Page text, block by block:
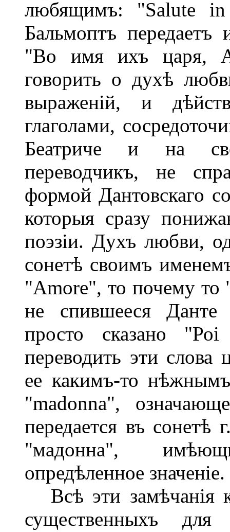
любящимъ: "Salute
Бальмоптъ передаетъ
"Во имя ихъ царя,
говорить о духѣ
выраженій, и
глаголами,
Беатриче и на
переводчикъ, не
формой Дантовскаго
которыя сразу
поэзіи. Духъ любви,
сонетѣ своимъ
"Amore", то почему то
не спившееся Данте
просто сказано
переводить эти
ее какимъ-то
"madonna",
передается въ сонетѣ
"мадонна",
опредѣленное значеніе.
Всѣ эти замѣчанія
существенныхъ